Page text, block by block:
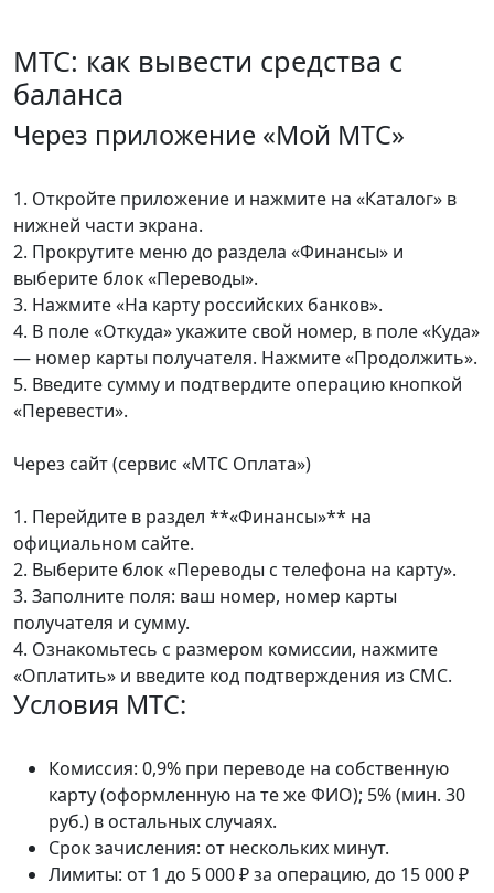
МТС: как вывести средства с
баланса
Через приложение «Мой МТС»
1. Откройте приложение и нажмите на «Каталог» в
нижней части экрана.
2. Прокрутите меню до раздела «Финансы» и
выберите блок «Переводы».
3. Нажмите «На карту российских банков».
4. В поле «Откуда» укажите свой номер, в поле «Куда»
— номер карты получателя. Нажмите «Продолжить».
5. Введите сумму и подтвердите операцию кнопкой
«Перевести».
Через сайт (сервис «МТС Оплата»)
1. Перейдите в раздел **«Финансы»** на
официальном сайте.
2. Выберите блок «Переводы с телефона на карту».
3. Заполните поля: ваш номер, номер карты
получателя и сумму.
4. Ознакомьтесь с размером комиссии, нажмите
«Оплатить» и введите код подтверждения из СМС.
Условия МТС:
Комиссия: 0,9% при переводе на собственную
карту (оформленную на те же ФИО); 5% (мин. 30
руб.) в остальных случаях.
Срок зачисления: от нескольких минут.
Лимиты: от 1 до 5 000 ₽ за операцию, до 15 000 ₽